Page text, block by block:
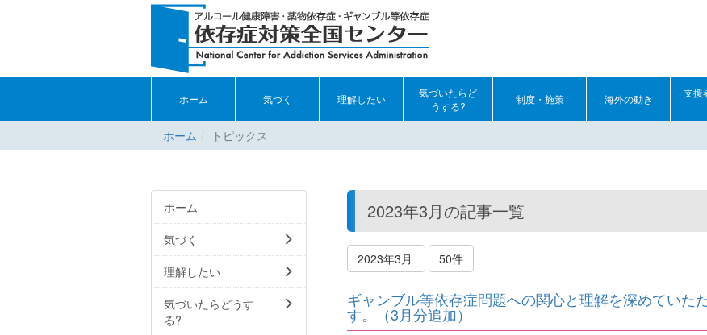
ホーム 気づく 理解したい
気づいたらど
うする?
制度・施策 海外の動き
支援
ホーム トピックス
2023年3月の記事一覧
2023年3月 50件
ギャンブル等依存症問題への関心と理解を深めていた
す。（3月分追加）
ホーム
気づく
理解したい
気づいたらどうす
る?